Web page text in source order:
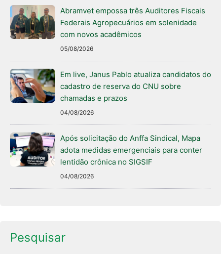
Abramvet empossa três Auditores Fiscais
Federais Agropecuários em solenidade
com novos acadêmicos
05/08/2026
Em live, Janus Pablo atualiza candidatos do
cadastro de reserva do CNU sobre
chamadas e prazos
04/08/2026
Após solicitação do Anffa Sindical, Mapa
adota medidas emergenciais para conter
lentidão crônica no SIGSIF
04/08/2026
Pesquisar